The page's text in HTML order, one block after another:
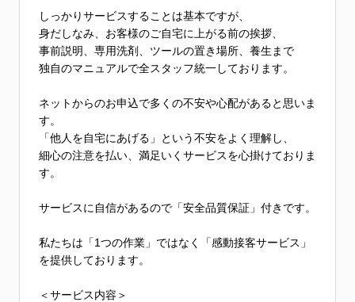
しっかりサービスすることは基本ですが、
身だしなみ、お客様のご自宅に上がる前の挨拶、
事前説明、専用洗剤、ツールの置き場所、養生まで
独自のマニュアルで全スタッフ統一しております。
ネットからのお申込で多くの不安や心配があると思いま
す。
「他人を自宅にあげる」という不安をよく理解し、
細心の注意を払い、満足いくサービスを心掛けておりま
す。
サービスに自信があるので「安全品質保証」付きです。
私たちは「1つの作業」ではなく「感動接客サービス」
を提供しております。
＜サービス内容＞